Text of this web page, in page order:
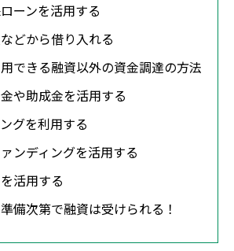
ーンを活用する
どから借り入れる
できる融資以外の資金調達の方法
や助成金を活用する
グを利用する
ンディングを活用する
活用する
備次第で融資は受けられる！